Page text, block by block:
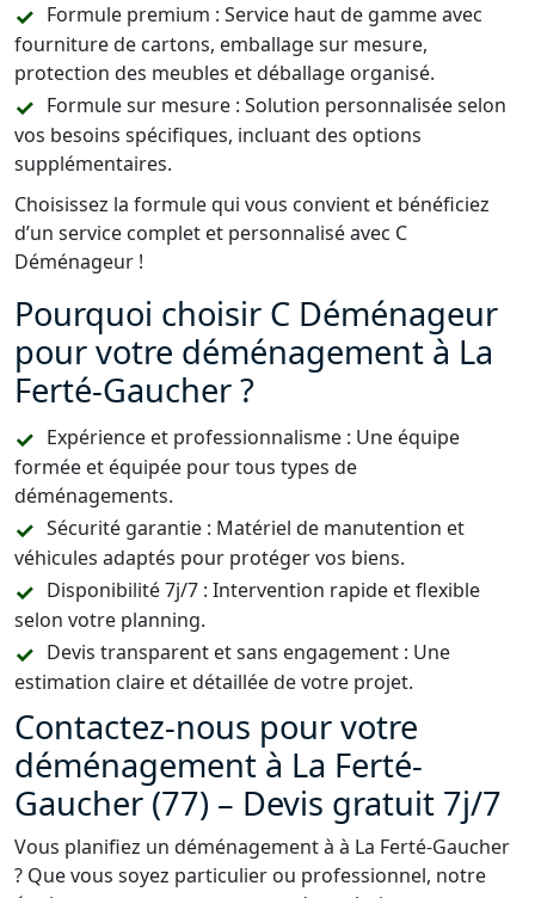
Formule premium : Service haut de gamme avec
fourniture de cartons, emballage sur mesure,
protection des meubles et déballage organisé.
Formule sur mesure : Solution personnalisée selon
vos besoins spécifiques, incluant des options
supplémentaires.
Choisissez la formule qui vous convient et bénéficiez
d’un service complet et personnalisé avec C
Déménageur !
Pourquoi choisir C Déménageur
pour votre déménagement à La
Ferté-Gaucher ?
Expérience et professionnalisme : Une équipe
formée et équipée pour tous types de
déménagements.
Sécurité garantie : Matériel de manutention et
véhicules adaptés pour protéger vos biens.
Disponibilité 7j/7 : Intervention rapide et flexible
selon votre planning.
Devis transparent et sans engagement : Une
estimation claire et détaillée de votre projet.
Contactez-nous pour votre
déménagement à La Ferté-
Gaucher (77) – Devis gratuit 7j/7
Vous planifiez un déménagement à à La Ferté-Gaucher
? Que vous soyez particulier ou professionnel, notre